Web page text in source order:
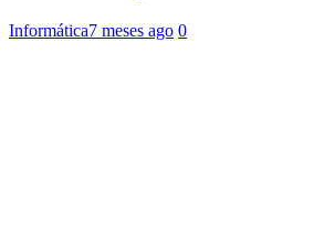
Informática7 meses ago 0